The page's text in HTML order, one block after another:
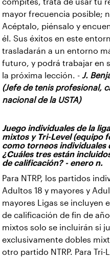
compites, trata de usar tu
mayor frecuencia posible;
Acéptalo, piénsalo y
él. Sus éxitos en este
trasladarán a un entorno
futuro, y podrá trabajar en
la próxima lección. - J.
(Jefe de tenis profesional,
nacional de la USTA)
Juego individuales de la
mixtos y Tri-Level (equipo
como torneos individuales
¿Cuáles tres están
de calificación? - enero n.
Para NTRP, los partidos
Adultos 18 y mayores y
mayores Ligas se incluyen
de calificación de fin de
mixtos solo se incluirán si
exclusivamente dobles
otro partido NTRP. Para Tri-